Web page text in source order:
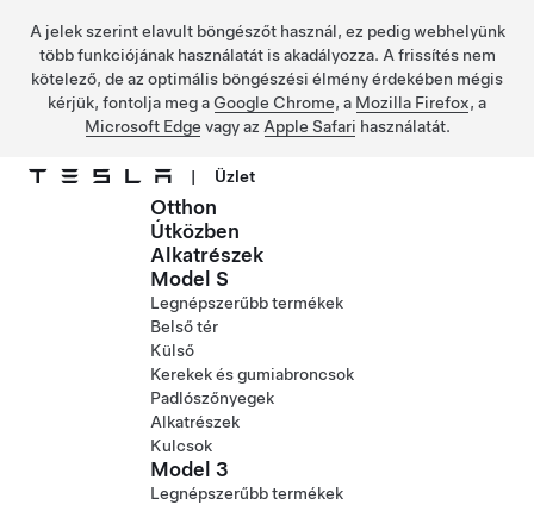
A jelek szerint elavult böngészőt használ, ez pedig webhelyünk
több funkciójának használatát is akadályozza. A frissítés nem
kötelező, de az optimális böngészési élmény érdekében mégis
kérjük, fontolja meg a Google Chrome, a Mozilla Firefox, a
Microsoft Edge vagy az Apple Safari használatát.
| Üzlet
Otthon
Útközben
Alkatrészek
Model S
Legnépszerűbb termékek
Belső tér
Külső
Kerekek és gumiabroncsok
Padlószőnyegek
Alkatrészek
Kulcsok
Model 3
Legnépszerűbb termékek